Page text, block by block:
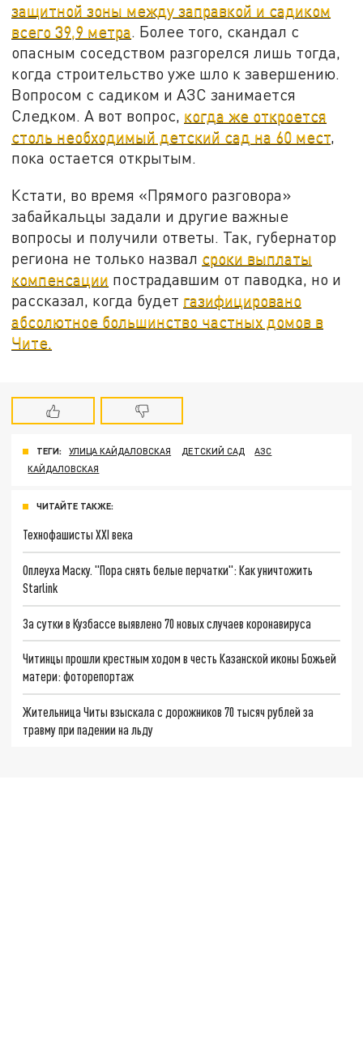
защитной зоны между заправкой и садиком
всего 39,9 метра. Более того, скандал с
опасным соседством разгорелся лишь тогда,
когда строительство уже шло к завершению.
Вопросом с садиком и АЗС занимается
Следком. А вот вопрос, когда же откроется
столь необходимый детский сад на 60 мест,
пока остается открытым.
Кстати, во время «Прямого разговора»
забайкальцы задали и другие важные
вопросы и получили ответы. Так, губернатор
региона не только назвал сроки выплаты
компенсации пострадавшим от паводка, но и
рассказал, когда будет газифицировано
абсолютное большинство частных домов в
Чите.
ТЕГИ: УЛИЦА КАЙДАЛОВСКАЯ ДЕТСКИЙ САД
АЗС
КАЙДАЛОВСКАЯ
ЧИТАЙТЕ ТАКЖЕ:
Технофашисты XXI века
Оплеуха Маску. "Пора снять белые перчатки": Как уничтожить
Starlink
За сутки в Кузбассе выявлено 70 новых случаев коронавируса
Читинцы прошли крестным ходом в честь Казанской иконы Божьей
матери: фоторепортаж
Жительница Читы взыскала с дорожников 70 тысяч рублей за
травму при падении на льду